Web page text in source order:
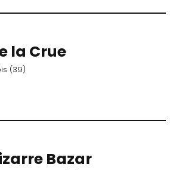
la Crue
(39)
Bazar